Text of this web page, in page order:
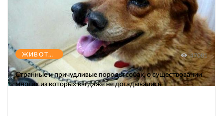
ЖИВОТНЫЕ 47081
Странные и причудливые породы собак, о существовании
многих из которых вы даже не догадывались